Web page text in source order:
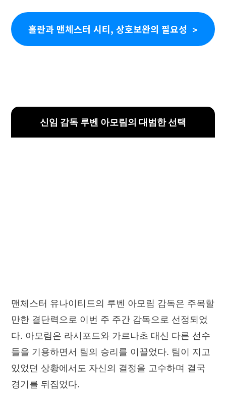
홀란과 맨체스터 시티, 상호보완의 필요성
신임 감독 루벤 아모림의 대범한 선택
맨체스터 유나이티드의 루벤 아모림 감독은 주목할
만한 결단력으로 이번 주 주간 감독으로 선정되었
다. 아모림은 라시포드와 가르나초 대신 다른 선수
들을 기용하면서 팀의 승리를 이끌었다. 팀이 지고
있었던 상황에서도 자신의 결정을 고수하며 결국
경기를 뒤집었다.